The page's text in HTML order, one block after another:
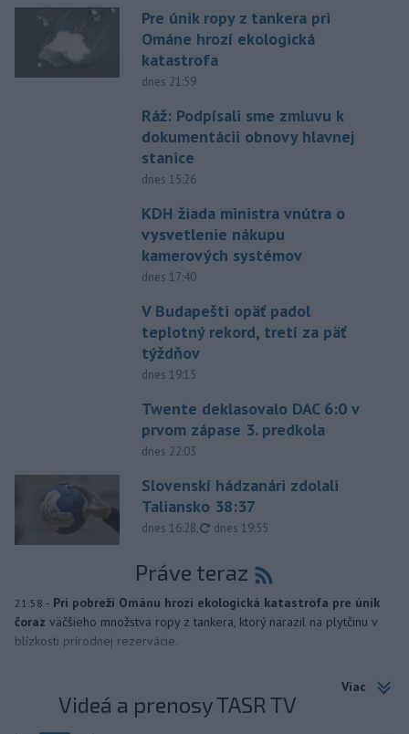
Pre únik ropy z tankera pri
Ománe hrozí ekologická
katastrofa
dnes 21:59
Ráž: Podpísali sme zmluvu k
dokumentácii obnovy hlavnej
stanice
dnes 15:26
KDH žiada ministra vnútra o
vysvetlenie nákupu
kamerových systémov
dnes 17:40
V Budapešti opäť padol
teplotný rekord, tretí za päť
týždňov
dnes 19:15
Twente deklasovalo DAC 6:0 v
prvom zápase 3. predkola
dnes 22:03
Slovenskí hádzanári zdolali
Taliansko 38:37
dnes 16:28, aktualizované
dnes 19:55
Práve teraz
21:58 - Pri pobreží Ománu hrozí ekologická katastrofa pre únik
čoraz väčšieho množstva ropy z tankera, ktorý narazil na plytčinu v
blízkosti prírodnej rezervácie.
Viac
Videá a prenosy TASR TV